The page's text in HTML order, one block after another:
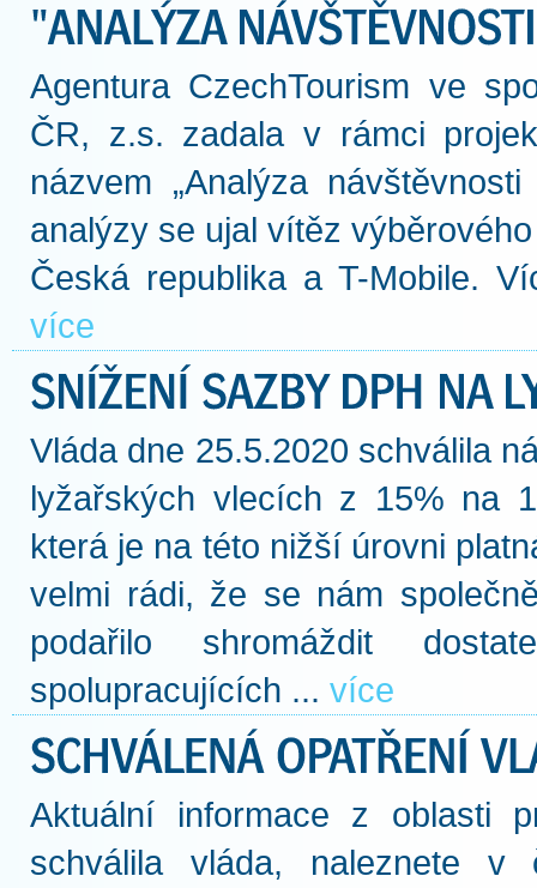
Agentura CzechTourism ve
ČR, z.s. zadala v rámci
názvem „Analýza
analýzy se ujal vítěz
Česká republika a T-Mobile.
více
Vláda dne 25.5.2020 schválila
lyžařských vlecích z 15% na
která je na této nižší úrovni
velmi rádi, že se nám
podařilo shromáždit
spolupracujících ... více
Aktuální informace z oblasti
schválila vláda, naleznete v